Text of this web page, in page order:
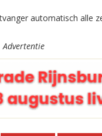
automatisch alle
Advertentie